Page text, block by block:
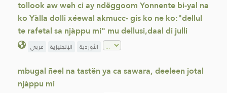
tollook aw weh ci ay ndëggoom Yonnente bi-yal na
ko Yàlla dolli xéewal akmucc- gis ko ne ko:"dellul
te rafetal sa njàppu mi" mu dellusi,daal di julli
عربي الإنجليزية الأوردية
mbugal ñeel na tastën ya ca sawara, deeleen jotal
njàppu mi